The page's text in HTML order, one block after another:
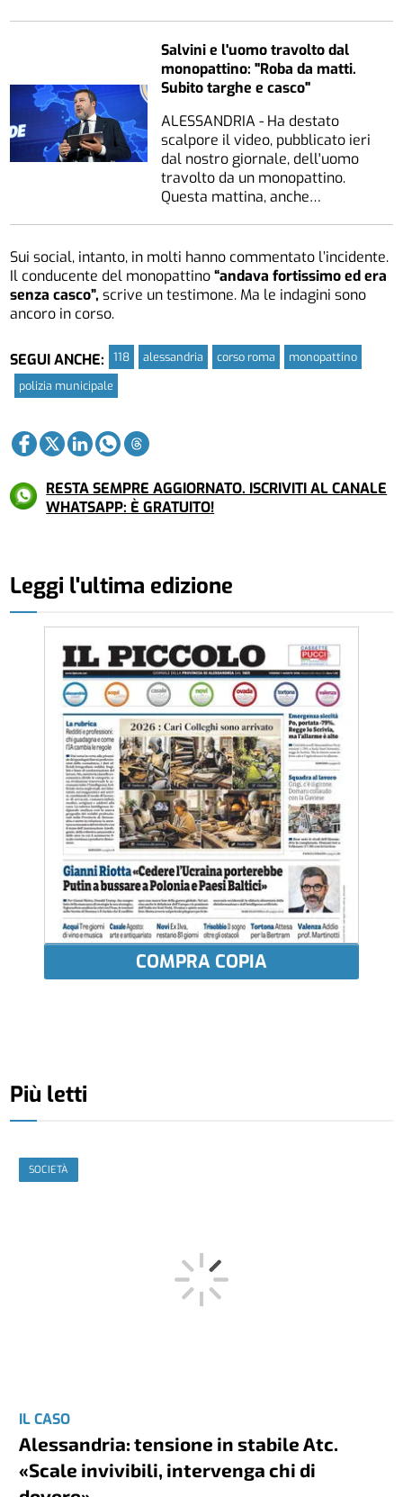
Salvini e l'uomo travolto dal
monopattino: "Roba da matti.
Subito targhe e casco"
ALESSANDRIA - Ha destato
scalpore il video, pubblicato ieri
dal nostro giornale, dell'uomo
travolto da un monopattino.
Questa mattina, anche…
Sui social, intanto, in molti hanno commentato l’incidente.
Il conducente del monopattino“andava fortissimo ed era
senza casco”, scrive un testimone. Ma le indagini sono
ancoro in corso.
SEGUI ANCHE: 118 alessandria corso roma
monopattino
polizia municipale
RESTA SEMPRE AGGIORNATO. ISCRIVITI AL CANALE
WHATSAPP: È GRATUITO!
Leggi l'ultima edizione
COMPRA COPIA
Più letti
SOCIETÀ
IL CASO
Alessandria: tensione in stabile Atc.
«Scale invivibili, intervenga chi di